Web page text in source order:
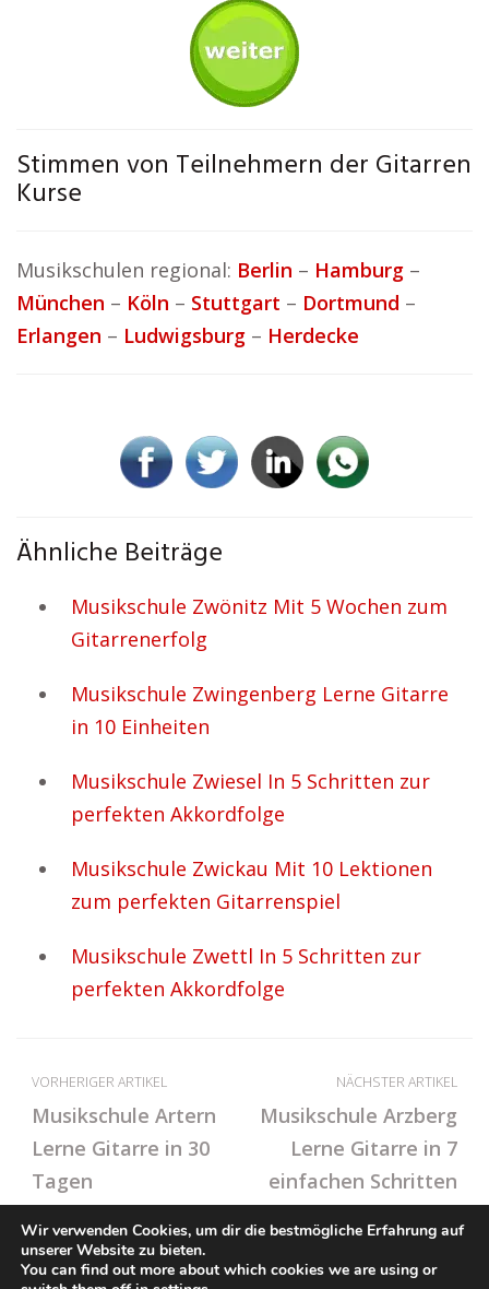
Stimmen von Teilnehmern der Gitarren
Kurse
Musikschulen regional: Berlin – Hamburg –
München – Köln – Stuttgart – Dortmund –
Erlangen – Ludwigsburg – Herdecke
Ähnliche Beiträge
Musikschule Zwönitz Mit 5 Wochen zum
Gitarrenerfolg
Musikschule Zwingenberg Lerne Gitarre
in 10 Einheiten
Musikschule Zwiesel In 5 Schritten zur
perfekten Akkordfolge
Musikschule Zwickau Mit 10 Lektionen
zum perfekten Gitarrenspiel
Musikschule Zwettl In 5 Schritten zur
perfekten Akkordfolge
VORHERIGER ARTIKEL
Musikschule Artern
Lerne Gitarre in 30
Tagen
NÄCHSTER ARTIKEL
Musikschule Arzberg
Lerne Gitarre in 7
einfachen Schritten
© Ton-Musikschule.de
Wir verwenden Cookies, um dir die bestmögliche Erfahrung auf
unserer Website zu bieten.
You can find out more about which cookies we are using or